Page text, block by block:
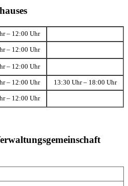
– 12:00 Uhr
– 12:00 Uhr
– 12:00 Uhr
– 12:00 Uhr 13:30 Uhr – 18:00 Uhr
– 12:00 Uhr